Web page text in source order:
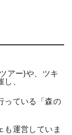
アー)や、ツキ
、
っている「森の
も運営していま